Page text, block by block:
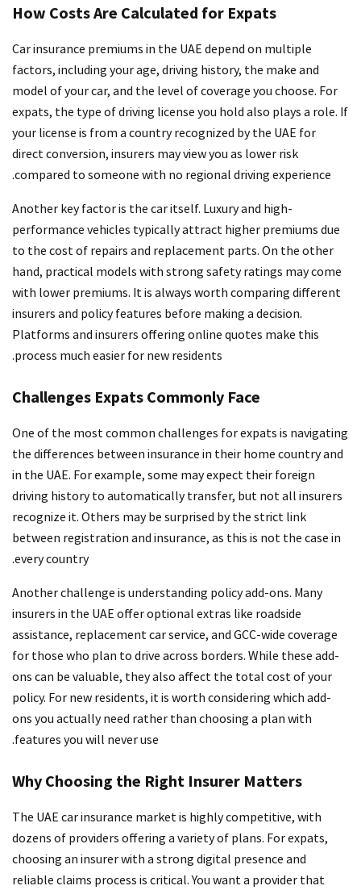
How Costs Are Calculated for Expats
Car insurance premiums in the UAE depend on multiple
factors, including your age, driving history, the make and
model of your car, and the level of coverage you choose. For
expats, the type of driving license you hold also plays a role. If
your license is from a country recognized by the UAE for
direct conversion, insurers may view you as lower risk
compared to someone with no regional driving experience.
Another key factor is the car itself. Luxury and high-
performance vehicles typically attract higher premiums due
to the cost of repairs and replacement parts. On the other
hand, practical models with strong safety ratings may come
with lower premiums. It is always worth comparing different
insurers and policy features before making a decision.
Platforms and insurers offering online quotes make this
process much easier for new residents.
Challenges Expats Commonly Face
One of the most common challenges for expats is navigating
the differences between insurance in their home country and
in the UAE. For example, some may expect their foreign
driving history to automatically transfer, but not all insurers
recognize it. Others may be surprised by the strict link
between registration and insurance, as this is not the case in
every country.
Another challenge is understanding policy add-ons. Many
insurers in the UAE offer optional extras like roadside
assistance, replacement car service, and GCC-wide coverage
for those who plan to drive across borders. While these add-
ons can be valuable, they also affect the total cost of your
policy. For new residents, it is worth considering which add-
ons you actually need rather than choosing a plan with
features you will never use.
Why Choosing the Right Insurer Matters
The UAE car insurance market is highly competitive, with
dozens of providers offering a variety of plans. For expats,
choosing an insurer with a strong digital presence and
reliable claims process is critical. You want a provider that